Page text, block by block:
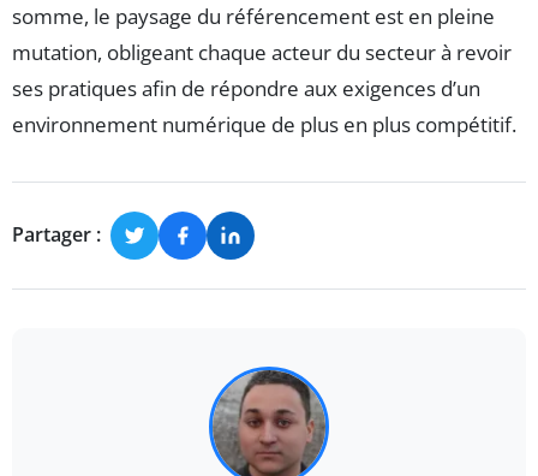
somme, le paysage du référencement est en pleine
mutation, obligeant chaque acteur du secteur à revoir
ses pratiques afin de répondre aux exigences d’un
environnement numérique de plus en plus compétitif.
Partager :